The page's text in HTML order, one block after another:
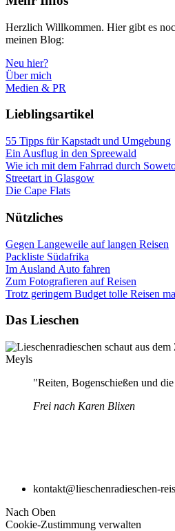
Herzlich Willkommen. Hier gibt es
meinen Blog:
Neu hier?
Über mich
Medien & PR
Lieblingsartikel
55 Tipps für Kapstadt und Umgebung
Ein Ausflug in den Spreewald
Wie ich mit dem Fahrrad durch
Streetart in Glasgow
Die Cape Flats
Nützliches
Gegen Langeweile auf langen Reisen
Packliste Südafrika
Im Ausland Auto fahren
Zum Fotografieren auf Reisen
Trotz geringem Budget tolle Reisen
Das Lieschen
"Reiten, Bogenschießen und
Frei nach Karen Blixen
kontakt@lieschenradieschen-
Nach Oben
Cookie-Zustimmung verwalten